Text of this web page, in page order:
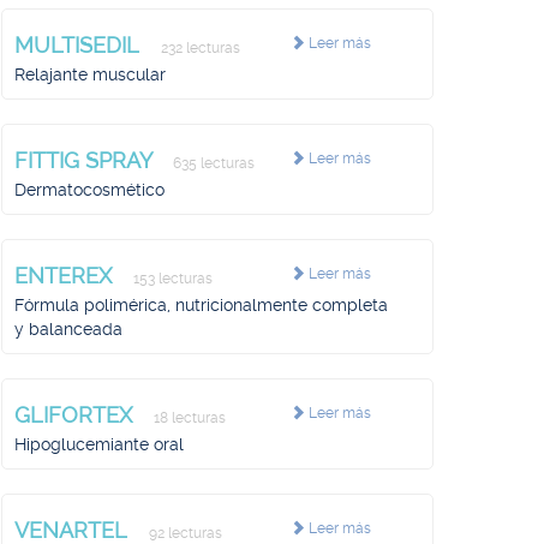
Leer más
MULTISEDIL 232 lecturas
Relajante muscular
Leer más
FITTIG SPRAY 635 lecturas
Dermatocosmético
Leer más
ENTEREX 153 lecturas
Fórmula polimérica, nutricionalmente completa
y balanceada
Leer más
GLIFORTEX 18 lecturas
Hipoglucemiante oral
Leer más
VENARTEL 92 lecturas